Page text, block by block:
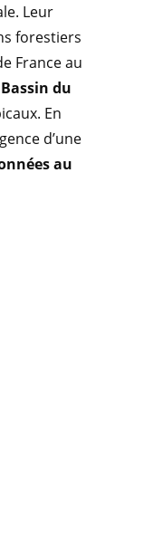
Leur
forestiers
France au
du
En
d’une
au